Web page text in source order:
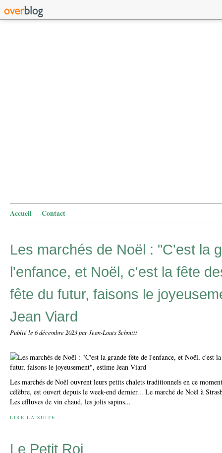
Accueil Contact
Les marchés de Noël : "C'est la
l'enfance, et Noël, c'est la fête
fête du futur, faisons le
Jean Viard
Publié le 6 décembre 2023par Jean-Louis Schmitt
Les marchés de Noël ouvrent leurs petits chalets traditionnels en ce
célèbre, est ouvert depuis le week-end dernier... Le marché de Noël à
Les effluves de vin chaud, les jolis sapins...
LIRE LA SUITE
Le Petit Roi